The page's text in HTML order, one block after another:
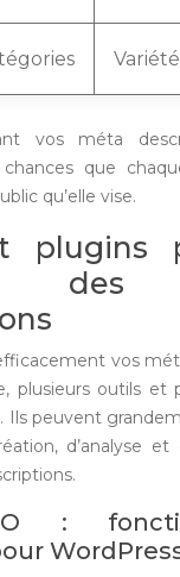
vos méta
que
qu’elle vise.
plugins
des
vos
plusieurs outils et
Ils peuvent
d’analyse et
: